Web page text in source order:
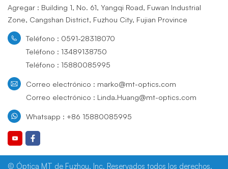
Agregar : Building 1, No. 61, Yangqi Road, Fuwan Industrial
Zone, Cangshan District, Fuzhou City, Fujian Province
Teléfono : 0591-28318070
Teléfono : 13489138750
Teléfono : 15880085995
Correo electrónico : marko@mt-optics.com
Correo electrónico : Linda.Huang@mt-optics.com
Whatsapp : +86 15880085995
© Óptica MT de Fuzhou, Inc. Reservados todos los derechos.